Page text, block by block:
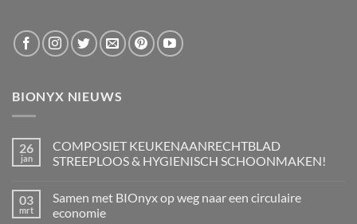
BIONYX NIEUWS
26
jan
COMPOSIET KEUKENAANRECHTBLAD
STREEPLOOS & HYGIENISCH SCHOONMAKEN!
op
COMPOSIET
KEUKENAANRECHTBLAD
03
mrt
Samen met BIOnyx op weg naar een circulaire
economie